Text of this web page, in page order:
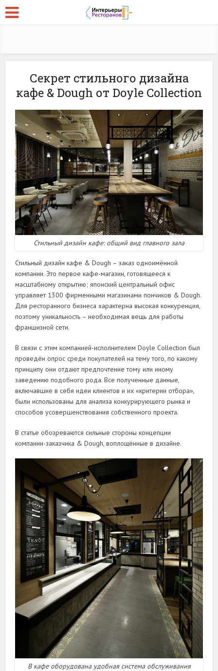
Секрет стильного дизайна
кафе & Dough от Doyle Collection
Стильный дизайн кафе: общий вид главного зала
Стильный дизайн кафе & Dough – заказ одноимённой
компании. Это первое кафе-магазин, готовящееся к
масштабному открытию; японский центральный офис
управляет 1300 фирменными магазинами пончиков & Dough.
Для ресторанного бизнеса характерна высокая конкуренция,
поэтому уникальность – необходимая вещь для работы
франшизной сети.
В связи с этим компанией-исполнителем Doyle Collection был
проведён опрос среди покупателей на тему того, по какому
принципу они отдают предпочтение тому или иному
заведению подобного рода. Все полученные данные,
включавшие в себя идеи клиентов и их «критерии отбора»,
были использованы для анализа конкурирующего рынка и
способов усовершенствования собственного проекта.
В статье обозреваются сильные стороны концепции
компании-заказчика & Dough, воплощённые в дизайне.
В кафе оборудована удобная система обслуживания